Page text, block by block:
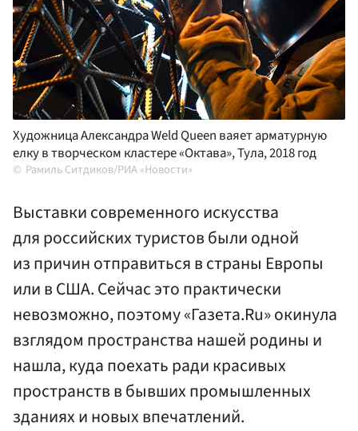
Художница Александра Weld Queen ваяет арматурную
елку в творческом кластере «Октава», Тула, 2018 год
Рамиль Ситдиков/РИА «Новости»
Выставки современного искусства
для российских туристов были одной
из причин отправиться в страны Европы
или в США. Сейчас это практически
невозможно, поэтому «Газета.Ru» окинула
взглядом пространства нашей родины и
нашла, куда поехать ради красивых
пространств в бывших промышленных
зданиях и новых впечатлений.